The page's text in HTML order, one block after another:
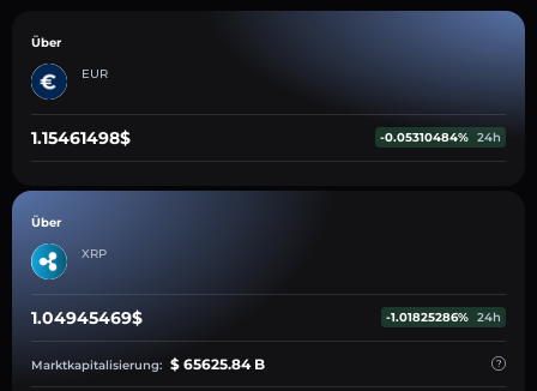
Über
EUR
1.15461498$ -0.05310484% 24h
Über
XRP
1.04945469$ -1.01825286% 24h
Marktkapitalisierung: $ 65625.84 B